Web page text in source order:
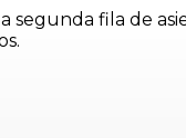
fila de